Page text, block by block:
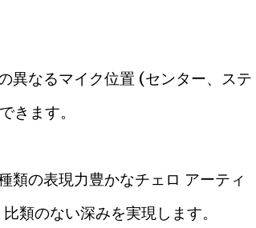
異なるマイク位置 (センター、ステ
きます。
類の表現力豊かなチェロ アーティ
類のない深みを実現します。